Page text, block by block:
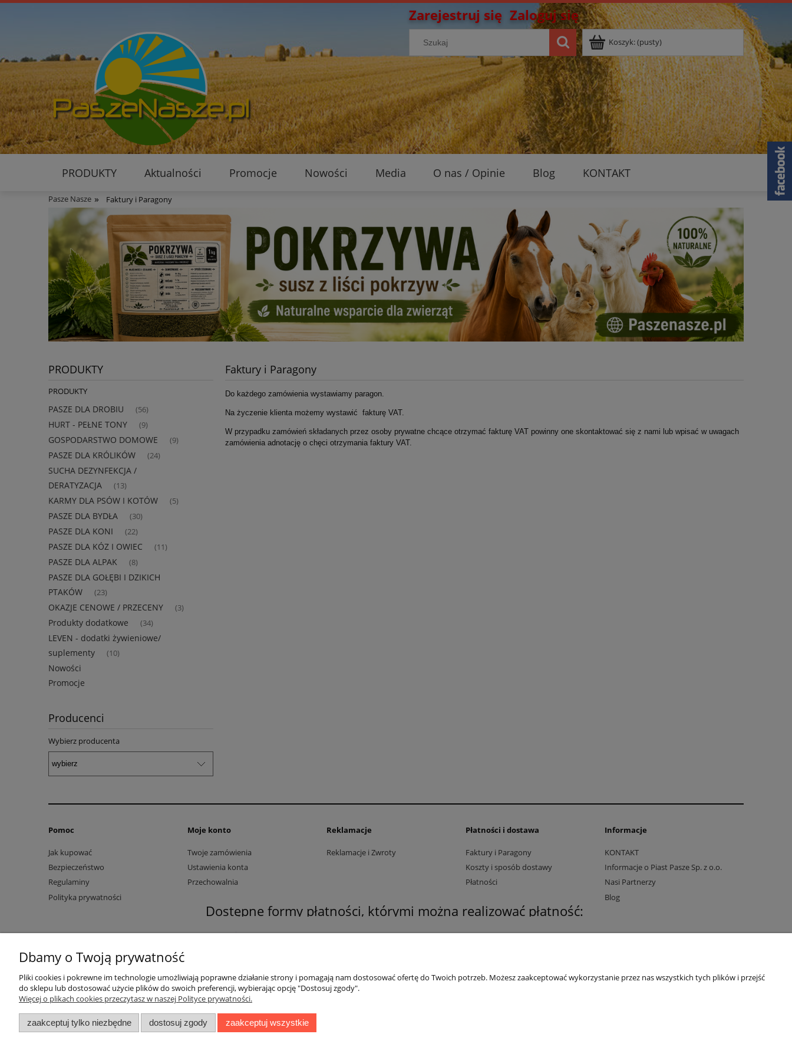
Zarejestruj się Zaloguj się
Koszyk:(pusty)
PRODUKTY Aktualności Promocje Nowości Media O nas / Opinie Blog KONTAKT
Pasze Nasze » Faktury i Paragony
PRODUKTY
PRODUKTY
PASZE DLA DROBIU (56)
HURT - PEŁNE TONY (9)
GOSPODARSTWO DOMOWE (9)
PASZE DLA KRÓLIKÓW (24)
SUCHA DEZYNFEKCJA /
DERATYZACJA
(13)
KARMY DLA PSÓW I KOTÓW (5)
PASZE DLA BYDŁA (30)
PASZE DLA KONI (22)
PASZE DLA KÓZ I OWIEC (11)
PASZE DLA ALPAK (8)
PASZE DLA GOŁĘBI I DZIKICH
PTAKÓW
(23)
OKAZJE CENOWE / PRZECENY (3)
Produkty dodatkowe (34)
LEVEN - dodatki żywieniowe/
suplementy
(10)
Nowości
Promocje
Producenci
Wybierz producenta
Faktury i Paragony
Do każdego zamówienia wystawiamy paragon.
Na życzenie klienta możemy wystawić fakturę VAT.
W przypadku zamówień składanych przez osoby prywatne chcące otrzymać fakturę VAT powinny one skontaktować się z nami lub wpisać w uwagach
zamówienia adnotację o chęci otrzymania faktury VAT.
Pomoc
Jak kupować
Bezpieczeństwo
Regulaminy
Polityka prywatności
Moje konto
Twoje zamówienia
Ustawienia konta
Przechowalnia
Reklamacje
Reklamacje i Zwroty
Płatności i dostawa
Faktury i Paragony
Koszty i sposób dostawy
Płatności
Informacje
KONTAKT
Informacje o Piast Pasze Sp. z o.o.
Nasi Partnerzy
Blog
Dostępne formy płatności, którymi można realizować płatność:
Dbamy o Twoją prywatność
Pliki cookies i pokrewne im technologie umożliwiają poprawne działanie strony i pomagają nam dostosować ofertę do Twoich potrzeb. Możesz zaakceptować wykorzystanie przez nas wszystkich tych plików i przejść
do sklepu lub dostosować użycie plików do swoich preferencji, wybierając opcję "Dostosuj zgody".
Więcej o plikach cookies przeczytasz w naszej Polityce prywatności.
zaakceptuj tylko niezbędne dostosuj zgody zaakceptuj wszystkie